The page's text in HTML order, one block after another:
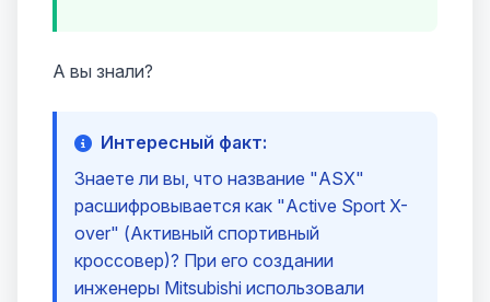
А вы знали?
Интересный факт:
Знаете ли вы, что название "ASX"
расшифровывается как "Active Sport X-
over" (Активный спортивный
кроссовер)? При его создании
инженеры Mitsubishi использовали